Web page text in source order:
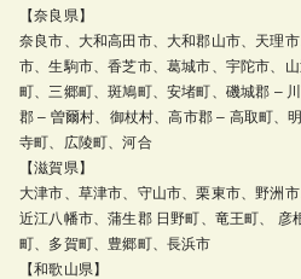
【奈良県】
奈良市、大和高田市、大和郡山市、天理
市、生駒市、香芝市、葛城市、宇陀市、
町、三郷町、斑鳩町、安堵町、磯城郡 –
郡 – 曽爾村、御杖村、高市郡 – 高取町、
寺町、広陵町、河合
【滋賀県】
大津市、草津市、守山市、栗東市、野洲
近江八幡市、蒲生郡 日野町、竜王町、 彦
町、多賀町、豊郷町、長浜市
【和歌山県】